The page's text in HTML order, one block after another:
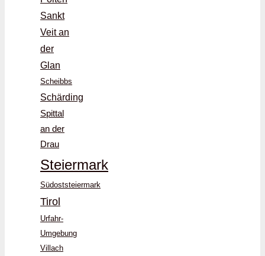
Sankt
Veit an
der
Glan
Scheibbs
Schärding
Spittal
an der
Drau
Steiermark
Südoststeiermark
Tirol
Urfahr-
Umgebung
Villach